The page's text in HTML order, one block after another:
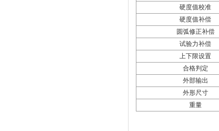
硬度值校准
硬度值补偿
圆弧修正补偿
试验力补偿
上下限设置
合格判定
外部输出
外形尺寸
重量